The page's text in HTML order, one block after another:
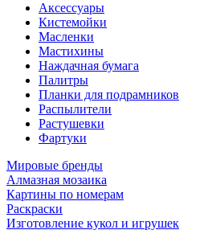
Аксессуары
Кистемойки
Масленки
Мастихины
Наждачная бумага
Палитры
Планки для подрамников
Распылители
Растушевки
Фартуки
Мировые бренды
Алмазная мозаика
Картины по номерам
Раскраски
Изготовление кукол и игрушек